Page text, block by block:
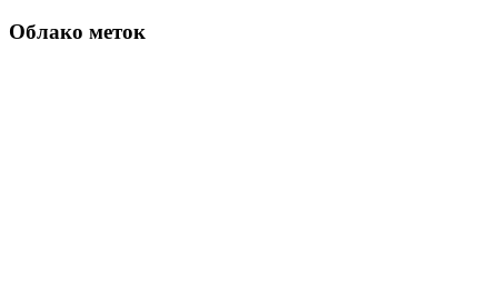
Облако меток